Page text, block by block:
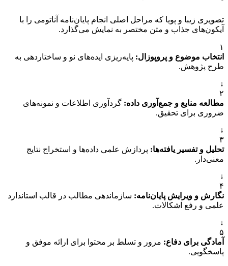
تصویری زیبا و پویا که مراحل اصلی انجام پایان‌نامه آناتومی را با
آیکون‌های جذاب و متن مختصر به نمایش می‌گذارد.
۱
انتخاب موضوع و پروپوزال: پایه‌ریزی ایده‌های نو و ساختاردهی به
طرح پژوهش.
↓
۲
مطالعه منابع و جمع‌آوری داده: گردآوری اطلاعات و نمونه‌های
ضروری برای تحقیق.
↓
۳
تحلیل و تفسیر یافته‌ها: پردازش علمی داده‌ها و استخراج نتایج
معنی‌دار.
↓
۴
نگارش و ویرایش پایان‌نامه: سازماندهی مطالب در قالب استاندارد
علمی و رفع اشکالات.
↓
۵
آمادگی برای دفاع: مرور و تسلط بر محتوا برای ارائه موفق و
پاسخگویی.